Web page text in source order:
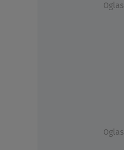
Oglas
Oglas